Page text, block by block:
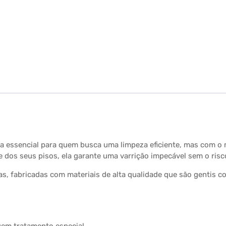
essencial para quem busca uma limpeza eficiente, mas com
seus pisos, ela garante uma varrição impecável sem o
fabricadas com materiais de alta qualidade que são gentis